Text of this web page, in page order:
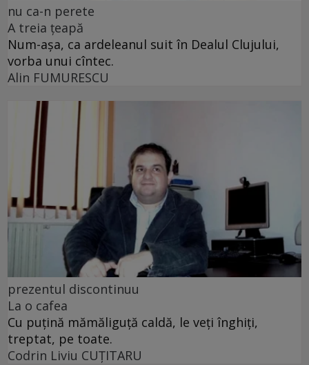
nu ca-n perete
A treia țeapă
Num-așa, ca ardeleanul suit în Dealul Clujului,
vorba unui cîntec.
Alin FUMURESCU
prezentul discontinuu
La o cafea
Cu puţină mămăliguţă caldă, le veţi înghiţi,
treptat, pe toate.
Codrin Liviu CUŢITARU